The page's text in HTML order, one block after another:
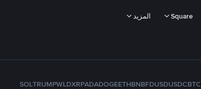
Square المزيد
BTC
USDC
FDUSD
BNB
ETH
DOGE
ADA
XRP
WLD
TRUMP
SOL